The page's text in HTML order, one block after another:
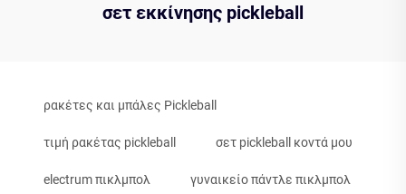
σετ εκκίνησης pickleball
ρακέτες και μπάλες Pickleball
τιμή ρακέτας pickleball σετ pickleball κοντά μου
electrum πικλμπολ γυναικείο πάντλε πικλμπολ